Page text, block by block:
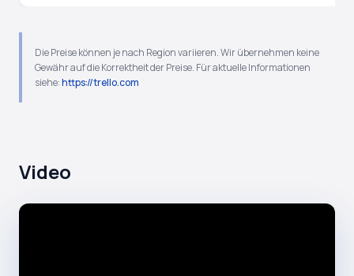
Die Preise können je nach Region variieren. Wir übernehmen keine
Gewähr auf die Korrektheit der Preise. Für aktuelle Informationen
siehe:https://trello.com
Video